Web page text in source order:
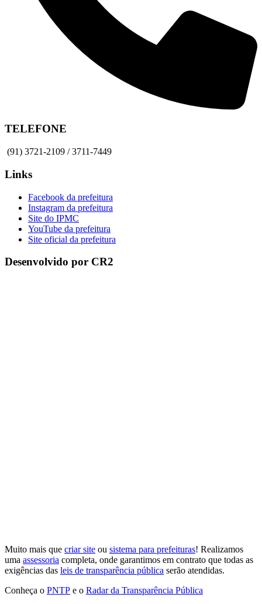
TELEFONE
(91) 3721-2109 / 3711-7449
Links
Facebook da prefeitura
Instagram da prefeitura
Site do IPMC
YouTube da prefeitura
Site oficial da prefeitura
Desenvolvido por CR2
Muito mais que criar site ou sistema para prefeituras! Realizamos
uma assessoria completa, onde garantimos em contrato que todas as
exigências das leis de transparência pública serão atendidas.
Conheça o PNTP e o Radar da Transparência Pública